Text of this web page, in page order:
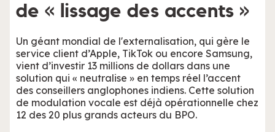
de « lissage des accents »
Un géant mondial de l'externalisation, qui gère le
service client d’Apple, TikTok ou encore Samsung,
vient d’investir 13 millions de dollars dans une
solution qui « neutralise » en temps réel l’accent
des conseillers anglophones indiens. Cette solution
de modulation vocale est déjà opérationnelle chez
12 des 20 plus grands acteurs du BPO.